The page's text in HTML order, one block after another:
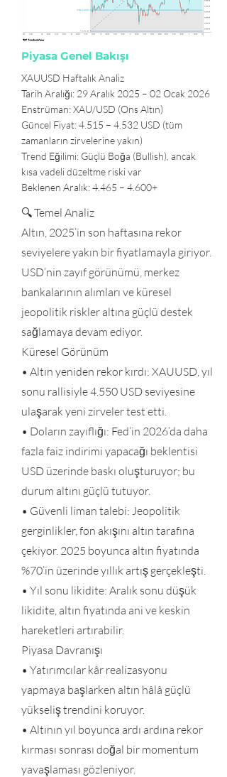
Piyasa Genel Bakışı
XAUUSD Haftalık Analiz
Tarih Aralığı: 29 Aralık 2025 – 02 Ocak 2026
Enstrüman: XAU/USD (Ons Altın)
Güncel Fiyat: 4.515 – 4.532 USD (tüm
zamanların zirvelerine yakın)
Trend Eğilimi: Güçlü Boğa (Bullish), ancak
kısa vadeli düzeltme riski var
Beklenen Aralık: 4.465 – 4.600+
🔍 Temel Analiz
Altın, 2025’in son haftasına rekor
seviyelere yakın bir fiyatlamayla giriyor.
USD’nin zayıf görünümü, merkez
bankalarının alımları ve küresel
jeopolitik riskler altına güçlü destek
sağlamaya devam ediyor.
Küresel Görünüm
• Altın yeniden rekor kırdı: XAUUSD, yıl
sonu rallisiyle 4.550 USD seviyesine
ulaşarak yeni zirveler test etti.
• Doların zayıflığı: Fed’in 2026’da daha
fazla faiz indirimi yapacağı beklentisi
USD üzerinde baskı oluşturuyor; bu
durum altını güçlü tutuyor.
• Güvenli liman talebi: Jeopolitik
gerginlikler, fon akışını altın tarafına
çekiyor. 2025 boyunca altın fiyatında
%70’in üzerinde yıllık artış gerçekleşti.
• Yıl sonu likidite: Aralık sonu düşük
likidite, altın fiyatında ani ve keskin
hareketleri artırabilir.
Piyasa Davranışı
• Yatırımcılar kâr realizasyonu
yapmaya başlarken altın hâlâ güçlü
yükseliş trendini koruyor.
• Altının yıl boyunca ardı ardına rekor
kırması sonrası doğal bir momentum
yavaşlaması gözleniyor.